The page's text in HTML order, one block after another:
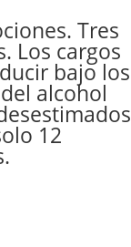
Tres
Los cargos
bajo los
alcohol
12